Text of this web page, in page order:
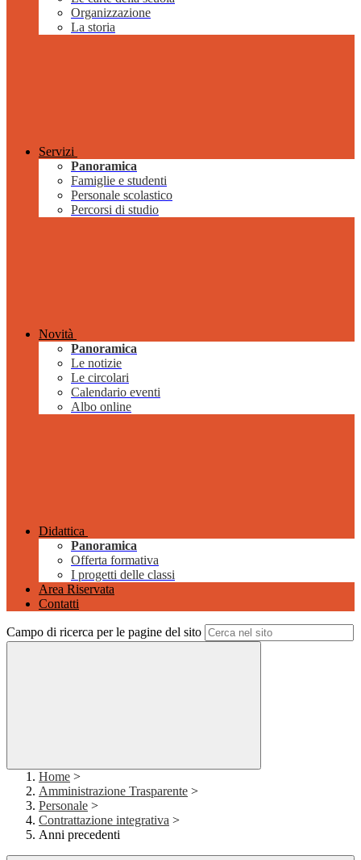
Organizzazione
La storia
Servizi
Panoramica
Famiglie e studenti
Personale scolastico
Percorsi di studio
Novità
Panoramica
Le notizie
Le circolari
Calendario eventi
Albo online
Didattica
Panoramica
Offerta formativa
I progetti delle classi
Area Riservata
Contatti
Campo di ricerca per le pagine del sito
Home >
Amministrazione Trasparente >
Personale >
Contrattazione integrativa >
Anni precedenti